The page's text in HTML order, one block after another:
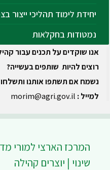
יחידת לימוד תהליכי ייצור
נמטודות בחקלאות
אנו שוקדים על תכנים עבור
רוצים להיות שותפים בעשייה?
נשמח אם תשתפו אותנו ותשלחו
למייל : morim@agri.gov.il
המרכז הארצי למורי
שינוי | יוצרים קהילה